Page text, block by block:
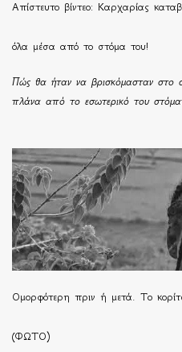
Απίστευτο βίντεο: Καρχαρίας
όλα μέσα από το στόμα του!
Πώς θα ήταν να βρισκόμασταν στο
πλάνα από το εσωτερικό του
Ομορφότερη πριν ή μετά. Το
(ΦΩΤΟ)